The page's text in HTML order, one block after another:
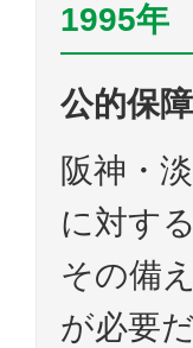
1995年
公的保
阪神・
に対す
その備
が必要